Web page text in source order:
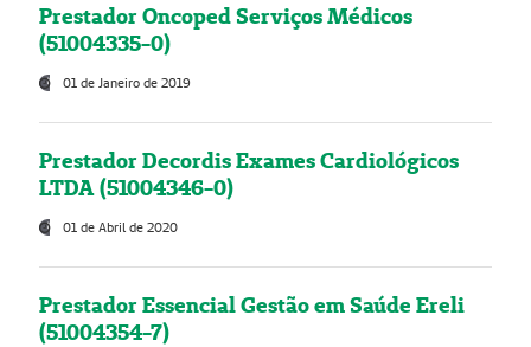
Prestador Oncoped Serviços Médicos
(51004335-0)
01 de Janeiro de 2019
Prestador Decordis Exames Cardiológicos
LTDA (51004346-0)
01 de Abril de 2020
Prestador Essencial Gestão em Saúde Ereli
(51004354-7)